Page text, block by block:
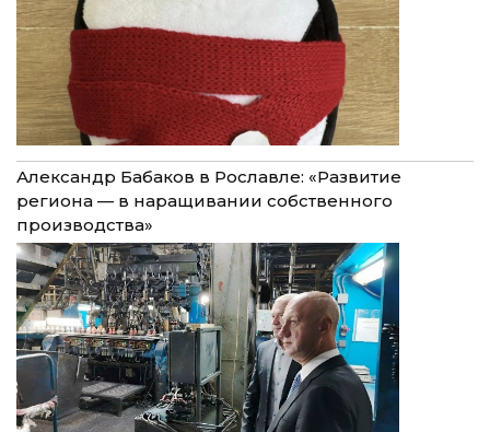
Александр Бабаков в Рославле: «Развитие
региона — в наращивании собственного
производства»